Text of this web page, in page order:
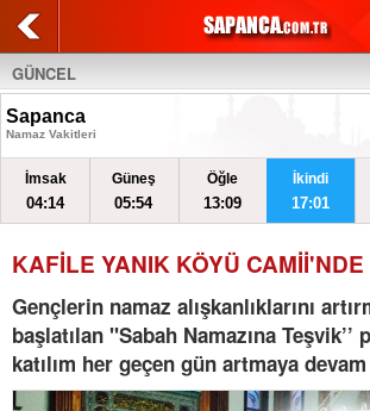
GÜNCEL
Sapanca
Namaz Vakitleri
İmsak
04:14
Güneş
05:54
Öğle
13:09
İkindi
17:01
KAFİLE YANIK KÖYÜ CAMİİ'NDE
Gençlerin namaz alışkanlıklarını
başlatılan "Sabah Namazına Teşvik’’
katılım her geçen gün artmaya